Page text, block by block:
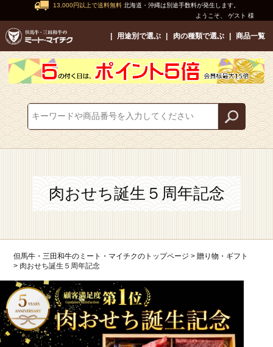
13,000円以上で送料無料 北海道・沖縄は別途手数料が発生します。
ようこそ、 ゲスト 様
用途別で選ぶ 肉の種類で選ぶ 商品一覧
肉おせち誕生５周年記念
但馬牛・三田和牛のミート・マイチクのトップページ
贈り物・ギフト
肉おせち誕生５周年記念